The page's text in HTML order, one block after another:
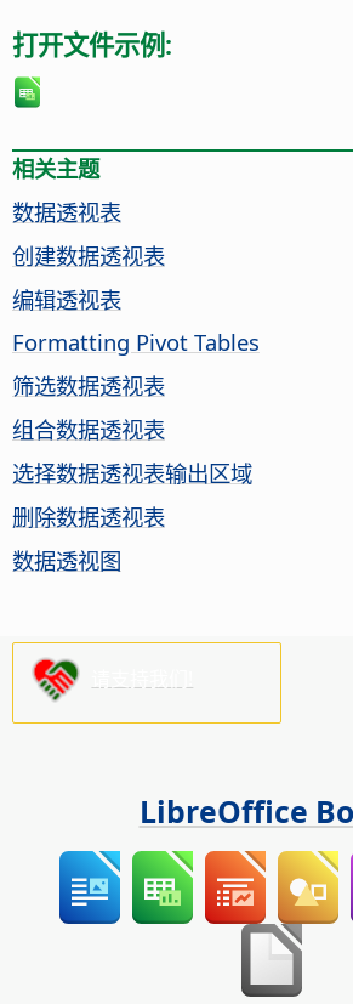
打开文件示例:
相关主题
数据透视表
创建数据透视表
编辑透视表
Formatting Pivot Tables
筛选数据透视表
组合数据透视表
选择数据透视表输出区域
删除数据透视表
数据透视图
LibreOffice